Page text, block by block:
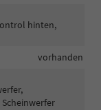
hinten,
vorhanden